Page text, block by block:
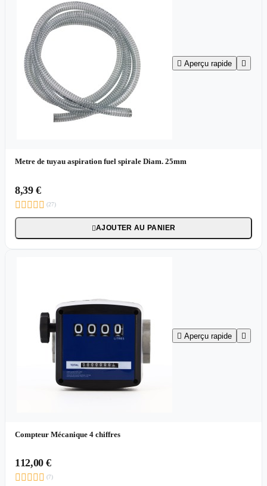
 Aperçu rapide 
Metre de tuyau aspiration fuel spirale Diam. 25mm
8,39 €
     (27)
AJOUTER AU PANIER
 Aperçu rapide 
Compteur Mécanique 4 chiffres
112,00 €
     (7)